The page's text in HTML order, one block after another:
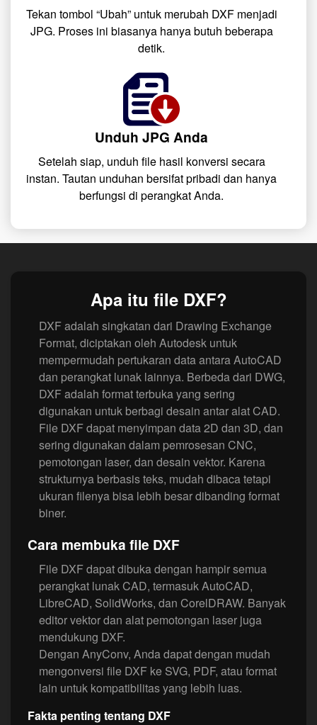
Tekan tombol “Ubah” untuk merubah DXF menjadi
JPG. Proses ini biasanya hanya butuh beberapa
detik.
Unduh JPG Anda
Setelah siap, unduh file hasil konversi secara
instan. Tautan unduhan bersifat pribadi dan hanya
berfungsi di perangkat Anda.
Apa itu file DXF?
DXF adalah singkatan dari Drawing Exchange
Format, diciptakan oleh Autodesk untuk
mempermudah pertukaran data antara AutoCAD
dan perangkat lunak lainnya. Berbeda dari DWG,
DXF adalah format terbuka yang sering
digunakan untuk berbagi desain antar alat CAD.
File DXF dapat menyimpan data 2D dan 3D, dan
sering digunakan dalam pemrosesan CNC,
pemotongan laser, dan desain vektor. Karena
strukturnya berbasis teks, mudah dibaca tetapi
ukuran filenya bisa lebih besar dibanding format
biner.
Cara membuka file DXF
File DXF dapat dibuka dengan hampir semua
perangkat lunak CAD, termasuk AutoCAD,
LibreCAD, SolidWorks, dan CorelDRAW. Banyak
editor vektor dan alat pemotongan laser juga
mendukung DXF.
Dengan AnyConv, Anda dapat dengan mudah
mengonversi file DXF ke SVG, PDF, atau format
lain untuk kompatibilitas yang lebih luas.
Fakta penting tentang DXF